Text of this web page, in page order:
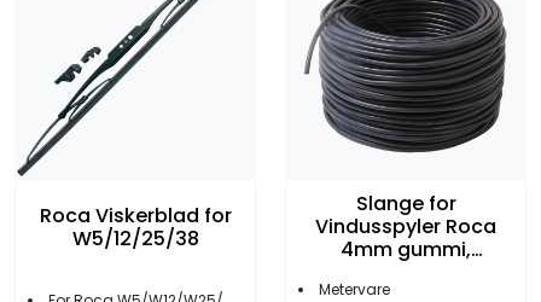
Roca Viskerblad for
W5/12/25/38
Slange for
Vindusspyler Roca
4mm gummi,
Metervare